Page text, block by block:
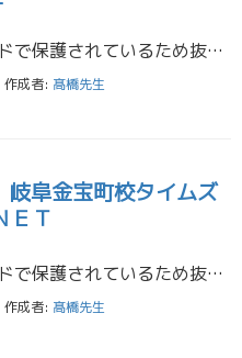
この投稿はパスワードで保護されているため抜粋文はありません。
作成者: 髙橋先生
阜金宝町校タイムズ
ＥＴ
この投稿はパスワードで保護されているため抜粋文はありません。
作成者: 髙橋先生